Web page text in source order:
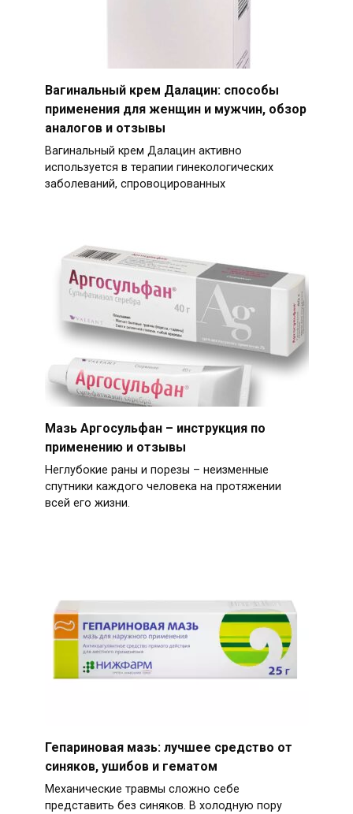
Вагинальный крем Далацин: способы
применения для женщин и мужчин, обзор
аналогов и отзывы
Вагинальный крем Далацин активно
используется в терапии гинекологических
заболеваний, спровоцированных
Мазь Аргосульфан – инструкция по
применению и отзывы
Неглубокие раны и порезы – неизменные
спутники каждого человека на протяжении
всей его жизни.
Гепариновая мазь: лучшее средство от
синяков, ушибов и гематом
Механические травмы сложно себе
представить без синяков. В холодную пору